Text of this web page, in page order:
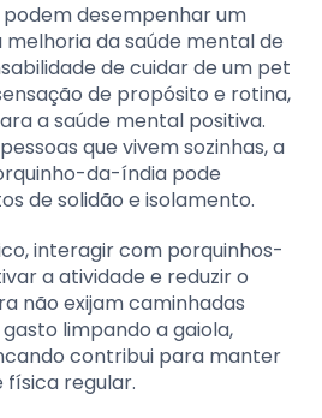
desempenhar um
da saúde mental de
de cuidar de um pet
de propósito e rotina,
a saúde mental positiva.
que vivem sozinhas, a
da-índia pode
de solidão e isolamento.
interagir com porquinhos-
a atividade e reduzir o
não exijam caminhadas
limpando a gaiola,
contribui para manter
física regular.